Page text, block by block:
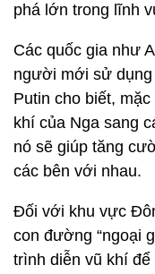
phá lớn trong lĩnh
Các quốc gia như
người mới sử dụng
Putin cho biết,
khí của Nga sang
nó sẽ giúp tăng
các bên với nhau.
Đối với khu vực
con đường “ngoại
trình diễn vũ khí